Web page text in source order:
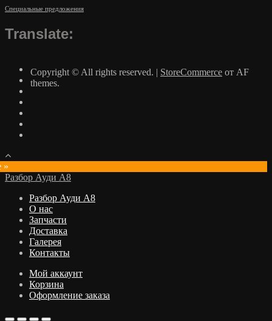
Специальные предложения
Translate:
Copyright © All rights reserved. | StoreCommerce от AF
themes.
»
Разбор Ауди А8
Разбор Ауди А8
О нас
Запчасти
Доставка
Галерея
Контакты
Мой аккаунт
Корзина
Оформление заказа